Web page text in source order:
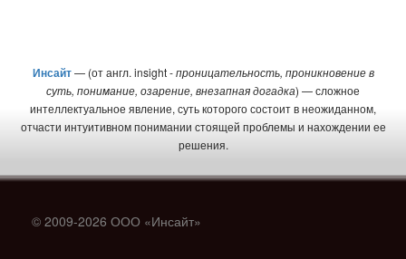
Инсайт — (от англ. insight -проницательность, проникновение в
суть, понимание, озарение, внезапная догадка) — сложное
интеллектуальное явление, суть которого состоит в неожиданном,
отчасти интуитивном понимании стоящей проблемы и нахождении ее
решения.
© 2009-2026 ООО «Инсайт»